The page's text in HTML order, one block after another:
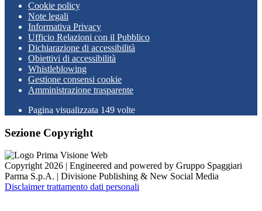
Cookie policy
Note legali
Informativa Privacy
Ufficio Relazioni con il Pubblico
Dichiarazione di accessibilità
Obiettivi di accessibilità
Whistleblowing
Gestione consensi cookie
Amministrazione trasparente
Pagina visualizzata 149 volte
Sezione Copyright
Copyright 2026 | Engineered and powered by Gruppo Spaggiari
Parma S.p.A. | Divisione Publishing & New Social Media
Disclaimer trattamento dati personali